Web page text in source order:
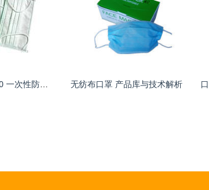
无纺布口罩 产品库与技术解析